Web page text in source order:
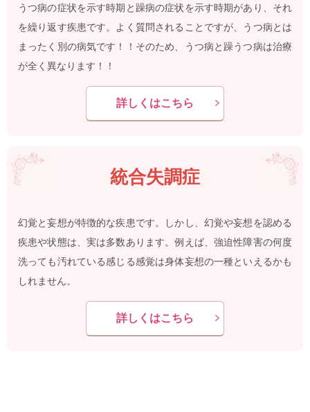
うつ病の症状を示す時期と躁病の症状を示す時期があり、それ
を繰り返す疾患です。よく質問されることですが、うつ病とは
まったく別の病気です！！そのため、うつ病と躁うつ病は治療
が全く異なります！！
詳しくはこちら
統合失調症
幻覚と妄想が特徴的な疾患です。しかし、幻覚や妄想を認める
疾患や状態は、実は多数あります。例えば、強迫性障害の何度
洗っても汚れている感じる感覚は身体妄想の一種といえるかも
しれません。
詳しくはこちら